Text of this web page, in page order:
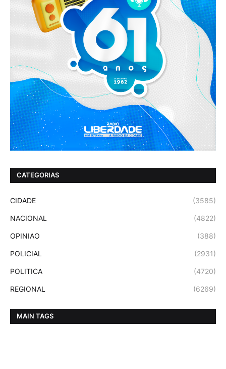
CATEGORIAS
CIDADE (3585)
NACIONAL (4822)
OPINIAO (388)
POLICIAL (2931)
POLITICA (4720)
REGIONAL (6269)
MAIN TAGS